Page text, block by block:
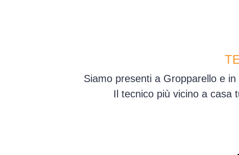
Siamo presenti a Gropparello e
Il tecnico più vicino a casa